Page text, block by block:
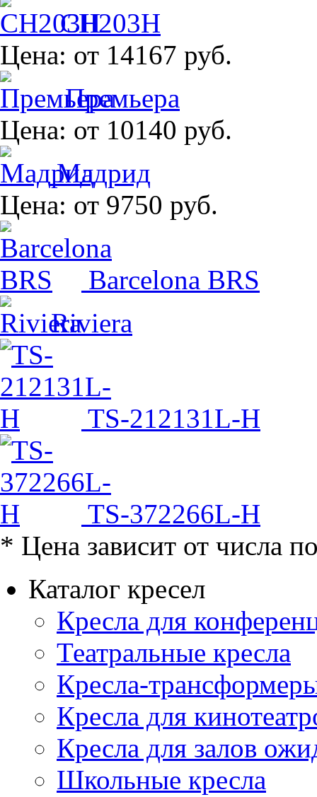
CH203H
Цена: от 14167 руб.
Премьера
Цена: от 10140 руб.
Мадрид
Цена: от 9750 руб.
Barcelona BRS
Riviera
TS-212131L-H
TS-372266L-H
* Цена зависит от числа
Каталог кресел
Кресла для
Театральные кресла
Кресла-
Кресла для
Кресла для залов
Школьные кресла